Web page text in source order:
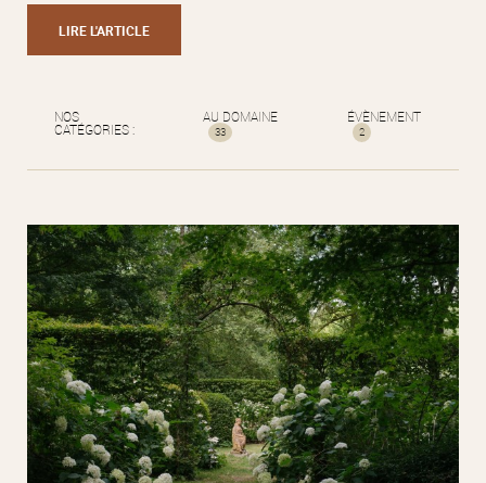
LIRE L'ARTICLE
NOS
CATÉGORIES :
AU DOMAINE
33
ÉVÈNEMENT
2